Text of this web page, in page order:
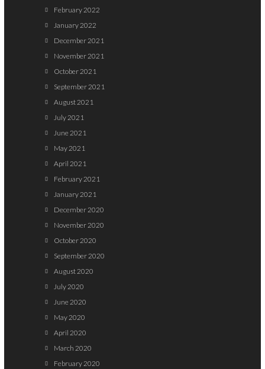
February 2022
January 2022
December 2021
November 2021
October 2021
September 2021
August 2021
July 2021
June 2021
May 2021
April 2021
February 2021
January 2021
December 2020
November 2020
October 2020
September 2020
August 2020
July 2020
June 2020
May 2020
April 2020
March 2020
February 2020